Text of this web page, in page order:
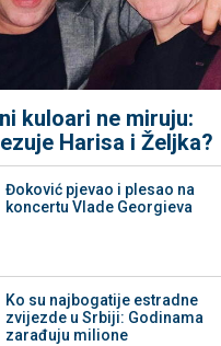
kuloari ne miruju:
Harisa i Željka?
Đoković pjevao i plesao na
koncertu Vlade Georgieva
Ko su najbogatije estradne
zvijezde u Srbiji: Godinama
zarađuju milione